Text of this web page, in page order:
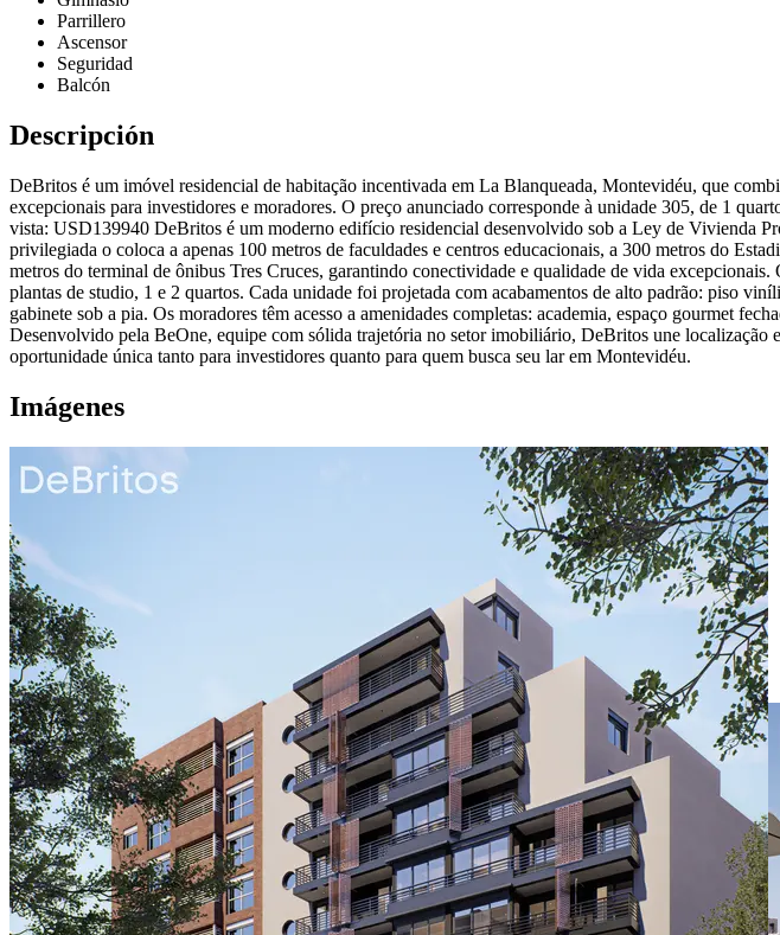
Parrillero
Ascensor
Seguridad
Balcón
Descripción
DeBritos é um imóvel residencial de habitação incentivada em La Blanqueada, Montevidéu, que
excepcionais para investidores e moradores. O preço anunciado corresponde à unidade 305, de 1
vista: USD139940 DeBritos é um moderno edifício residencial desenvolvido sob a Ley de Vivienda
privilegiada o coloca a apenas 100 metros de faculdades e centros educacionais, a 300 metros do
metros do terminal de ônibus Tres Cruces, garantindo conectividade e qualidade de vida
plantas de studio, 1 e 2 quartos. Cada unidade foi projetada com acabamentos de alto padrão: piso
gabinete sob a pia. Os moradores têm acesso a amenidades completas: academia, espaço gourmet
Desenvolvido pela BeOne, equipe com sólida trajetória no setor imobiliário, DeBritos une
oportunidade única tanto para investidores quanto para quem busca seu lar em Montevidéu.
Imágenes